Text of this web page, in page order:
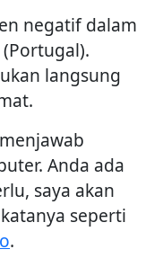
negatif dalam
langsung
Anda ada
saya akan
seperti
.